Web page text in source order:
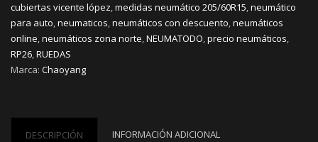
cubiertas vicente lópez,medidas neumático 205/60R15,neumático
para auto,neumaticos,neumáticos con descuento,neumáticos
online,neumáticos zona norte,NEUMATODO,precio neumáticos,
RP26,RUEDAS
Marca: Chaoyang
DESCRIPCIÓN INFORMACIÓN ADICIONAL